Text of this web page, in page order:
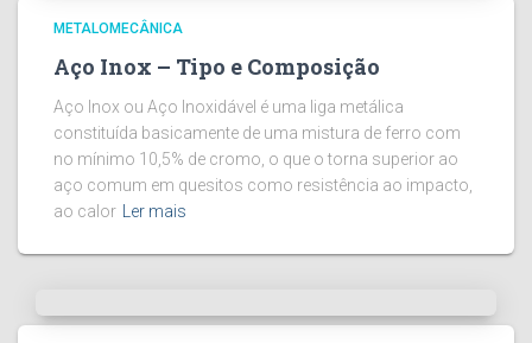
METALOMECÂNICA
Aço Inox – Tipo e Composição
Aço Inox ou Aço Inoxidável é uma liga metálica
constituída basicamente de uma mistura de ferro com
no mínimo 10,5% de cromo, o que o torna superior ao
aço comum em quesitos como resistência ao impacto,
ao calor Ler mais